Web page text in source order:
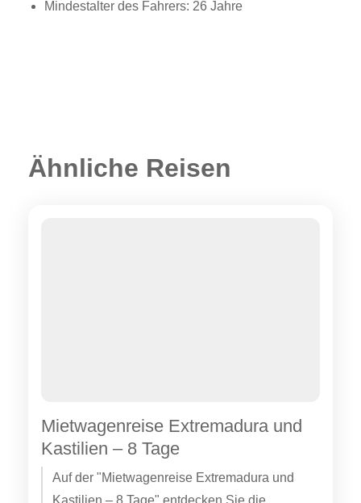
Mindestalter des Fahrers: 26 Jahre
Ähnliche Reisen
Mietwagenreise Extremadura und
Kastilien – 8 Tage
Auf der "Mietwagenreise Extremadura und